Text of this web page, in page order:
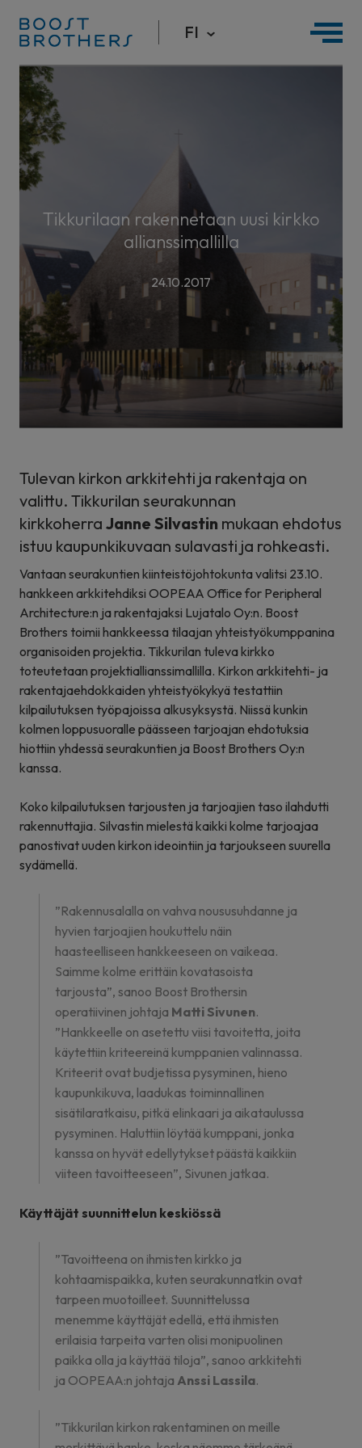
Hyppää
sisältöön
FI
Tikkurilaan rakennetaan uusi kirkko
allianssimallilla
24.10.2017
Tulevan kirkon arkkitehti ja rakentaja on
valittu. Tikkurilan seurakunnan
kirkkoherra Janne Silvastin mukaan ehdotus
istuu kaupunkikuvaan sulavasti ja rohkeasti.
Vantaan seurakuntien kiinteistöjohtokunta valitsi 23.10.
hankkeen arkkitehdiksi OOPEAA Office for Peripheral
Architecture:n ja rakentajaksi Lujatalo Oy:n. Boost
Brothers toimii hankkeessa tilaajan yhteistyökumppanina
organisoiden projektia. Tikkurilan tuleva kirkko
toteutetaan projektiallianssimallilla. Kirkon arkkitehti- ja
rakentajaehdokkaiden yhteistyökykyä testattiin
kilpailutuksen työpajoissa alkusyksystä. Niissä kunkin
kolmen loppusuoralle päässeen tarjoajan ehdotuksia
hiottiin yhdessä seurakuntien ja Boost Brothers Oy:n
kanssa.
Koko kilpailutuksen tarjousten ja tarjoajien taso ilahdutti
rakennuttajia. Silvastin mielestä kaikki kolme tarjoajaa
panostivat uuden kirkon ideointiin ja tarjoukseen suurella
sydämellä.
”Rakennusalalla on vahva noususuhdanne ja
hyvien tarjoajien houkuttelu näin
haasteelliseen hankkeeseen on vaikeaa.
Saimme kolme erittäin kovatasoista
tarjousta”, sanoo Boost Brothersin
operatiivinen johtaja Matti Sivunen.
”Hankkeelle on asetettu viisi tavoitetta, joita
käytettiin kriteereinä kumppanien valinnassa.
Kriteerit ovat budjetissa pysyminen, hieno
kaupunkikuva, laadukas toiminnallinen
sisätilaratkaisu, pitkä elinkaari ja aikataulussa
pysyminen. Haluttiin löytää kumppani, jonka
kanssa on hyvät edellytykset päästä kaikkiin
viiteen tavoitteeseen”, Sivunen jatkaa.
Käyttäjät suunnittelun keskiössä
”Tavoitteena on ihmisten kirkko ja
kohtaamispaikka, kuten seurakunnatkin ovat
tarpeen muotoilleet. Suunnittelussa
menemme käyttäjät edellä, että ihmisten
erilaisia tarpeita varten olisi monipuolinen
paikka olla ja käyttää tiloja”, sanoo arkkitehti
ja OOPEAA:n johtaja Anssi Lassila.
”Tikkurilan kirkon rakentaminen on meille